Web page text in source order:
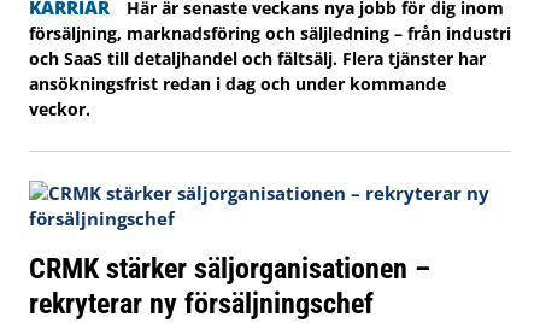
KARRIÄR
Här är senaste veckans nya jobb för dig inom
försäljning, marknadsföring och säljledning – från industri
och SaaS till detaljhandel och fältsälj. Flera tjänster har
ansökningsfrist redan i dag och under kommande
veckor.
CRMK stärker säljorganisationen –
rekryterar ny försäljningschef